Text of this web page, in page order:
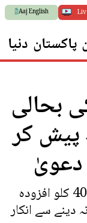
Aaj English
پاکستان دنیا
بحالی
پیش کر
دعویٰ
امریکا نے نئی شرائط میں ایران سے 400 کلو افزودہ
دینے سے انکار